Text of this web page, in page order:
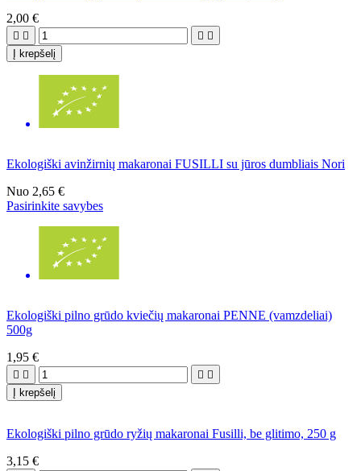
2,00 €
   
Į krepšelį
Ekologiški avinžirnių makaronai FUSILLI su jūros dumbliais Nori
Nuo 2,65 €
Pasirinkite savybes
Ekologiški pilno grūdo kviečių makaronai PENNE (vamzdeliai)
500g
1,95 €
   
Į krepšelį
Ekologiški pilno grūdo ryžių makaronai Fusilli, be glitimo, 250 g
3,15 €